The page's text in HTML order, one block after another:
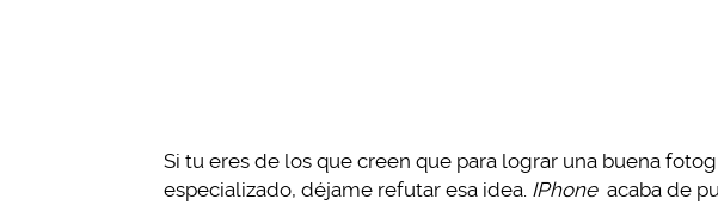
Si tu eres de los que creen que para lograr una buena
especializado, déjame refutar esa idea. IPhone acaba de